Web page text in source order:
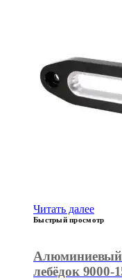
Читать далее
Быстрый просмотр
Алюминиевый
лебёдок 9000-